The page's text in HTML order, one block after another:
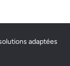
adaptées